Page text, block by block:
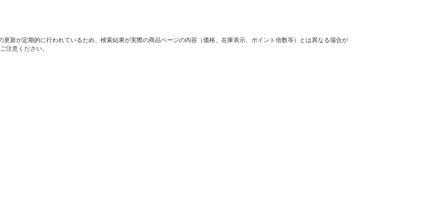
更新が定期的に行われているため、検索結果が実際の商品ページの内容（価格、在庫表示、ポイント倍数等）とは異なる場合が
注意ください。